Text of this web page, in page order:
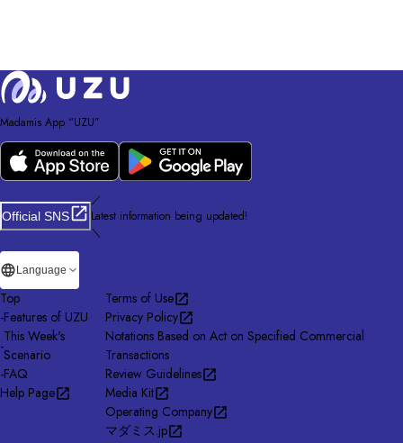
Madamis App “UZU”
Official SNS
／
Latest information being updated!
＼
Language
Top
-Features of UZU
-
This Week's
Scenario
-FAQ
Help Page
Terms of Use
Privacy Policy
Notations Based on Act on Specified Commercial
Transactions
Review Guidelines
Media Kit
Operating Company
マダミス.jp